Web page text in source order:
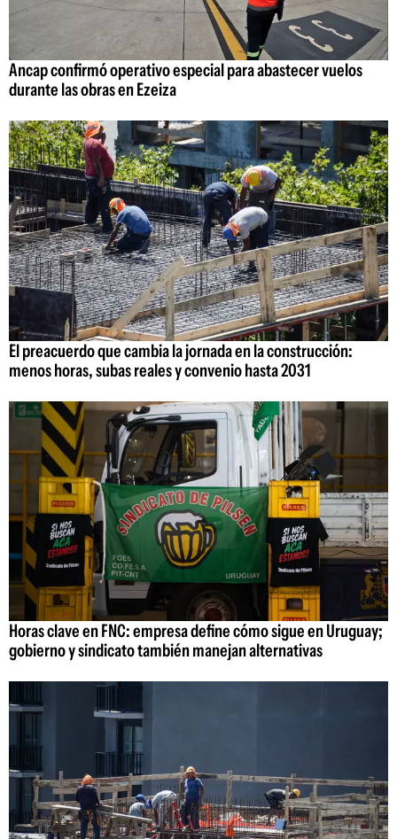
Ancap confirmó operativo especial para abastecer vuelos
durante las obras en Ezeiza
El preacuerdo que cambia la jornada en la construcción:
menos horas, subas reales y convenio hasta 2031
Horas clave en FNC: empresa define cómo sigue en Uruguay;
gobierno y sindicato también manejan alternativas